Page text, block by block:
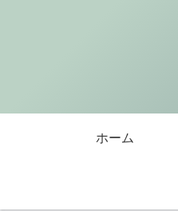
ホーム